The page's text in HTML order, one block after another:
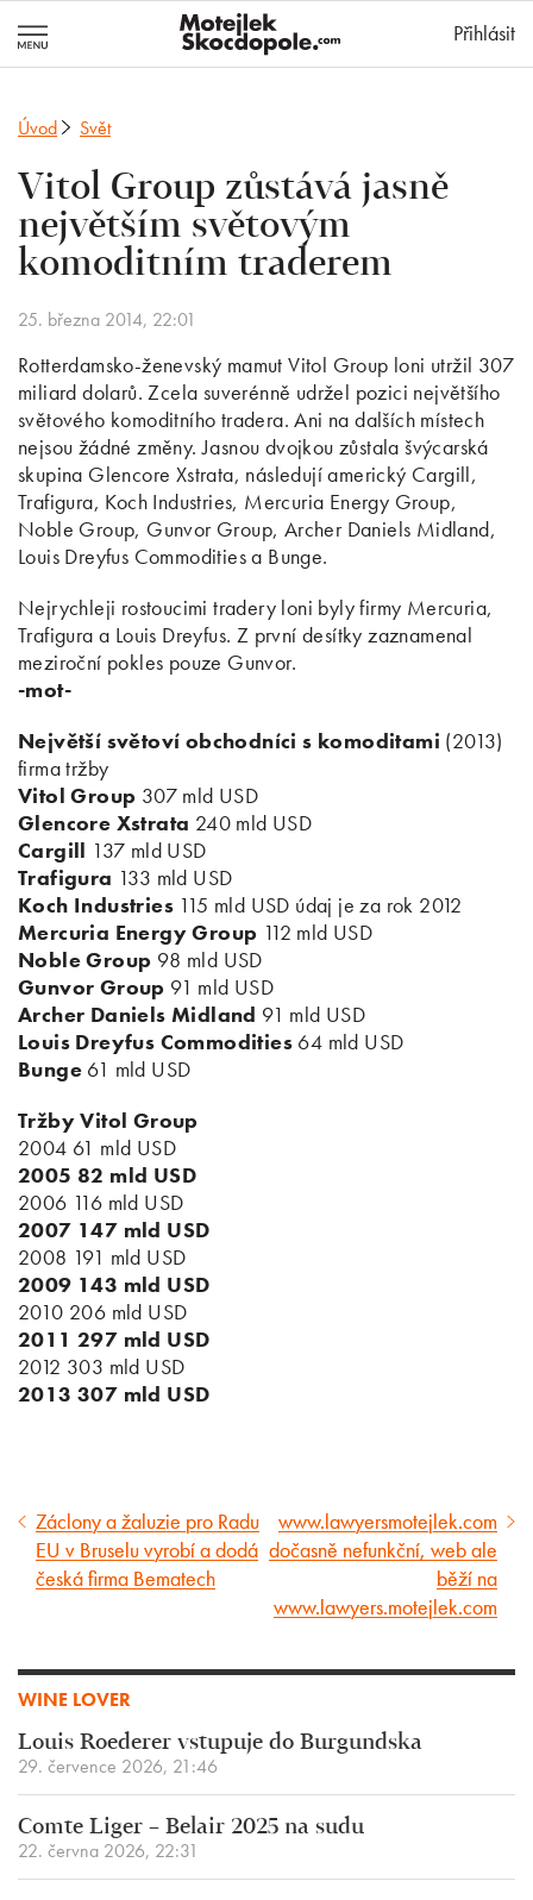
Přihlásit
Úvod Svět
Vitol Group zůstává jasně
největším světovým
komoditním traderem
25. března 2014, 22:01
Rotterdamsko-ženevský mamut Vitol Group loni utržil 307
miliard dolarů. Zcela suverénně udržel pozici největšího
světového komoditního tradera. Ani na dalších místech
nejsou žádné změny. Jasnou dvojkou zůstala švýcarská
skupina Glencore Xstrata, následují americký Cargill,
Trafigura, Koch Industries, Mercuria Energy Group,
Noble Group, Gunvor Group, Archer Daniels Midland,
Louis Dreyfus Commodities a Bunge.
Nejrychleji rostoucimi tradery loni byly firmy Mercuria,
Trafigura a Louis Dreyfus. Z první desítky zaznamenal
meziroční pokles pouze Gunvor.
-mot-
Největší světoví obchodníci s komoditami (2013)
firma tržby
Vitol Group 307 mld USD
Glencore Xstrata 240 mld USD
Cargill 137 mld USD
Trafigura 133 mld USD
Koch Industries 115 mld USD údaj je za rok 2012
Mercuria Energy Group 112 mld USD
Noble Group 98 mld USD
Gunvor Group 91 mld USD
Archer Daniels Midland 91 mld USD
Louis Dreyfus Commodities 64 mld USD
Bunge 61 mld USD
Tržby Vitol Group
2004 61 mld USD
2005 82 mld USD
2006 116 mld USD
2007 147 mld USD
2008 191 mld USD
2009 143 mld USD
2010 206 mld USD
2011 297 mld USD
2012 303 mld USD
2013 307 mld USD
Předcházející
článek
Záclony a žaluzie pro Radu
EU v Bruselu vyrobí a dodá
česká firma Bematech
Následující
článek
www.lawyersmotejlek.com
dočasně nefunkční, web ale
běží na
www.lawyers.motejlek.com
WINE LOVER
Louis Roederer vstupuje do Burgundska
29. července 2026, 21:46
Comte Liger – Belair 2025 na sudu
22. června 2026, 22:31